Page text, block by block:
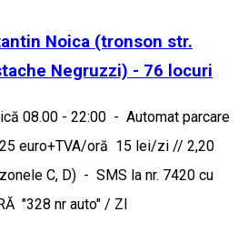
Noica (tronson str.
Negruzzi) - 76 locuri
08.00 - 22:00 - Automat parcare
euro+TVA/oră 15 lei/zi // 2,20
C, D) - SMS la nr. 7420 cu
"328 nr auto" / ZI